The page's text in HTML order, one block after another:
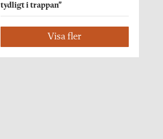
tydligt i trappan”
Visa fler